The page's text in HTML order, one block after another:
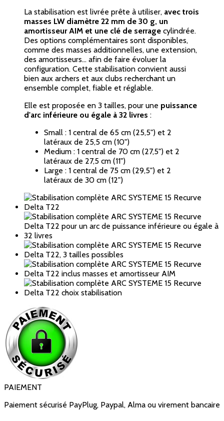
La stabilisation est livrée prête à utiliser, avec trois
masses LW diamètre 22 mm de 30 g, un
amortisseur AIM et une clé de serrage cylindrée.
Des options complémentaires sont disponibles,
comme des masses additionnelles, une extension,
des amortisseurs... afin de faire évoluer la
configuration. Cette stabilisation convient aussi
bien aux archers et aux clubs recherchant un
ensemble complet, fiable et réglable.
Elle est proposée en 3 tailles, pour une puissance
d'arc inférieure ou égale à 32 livres :
Small : 1 central de 65 cm (25,5") et 2
latéraux de 25,5 cm (10")
Medium : 1 central de 70 cm (27,5") et 2
latéraux de 27,5 cm (11")
Large : 1 central de 75 cm (29,5") et 2
latéraux de 30 cm (12")
PAIEMENT
Paiement sécurisé PayPlug, Paypal, Alma ou virement bancaire